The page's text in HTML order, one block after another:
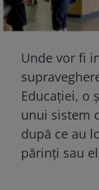
Unde vor fi
Educației, o
unui sistem
după ce au
părinţi sau